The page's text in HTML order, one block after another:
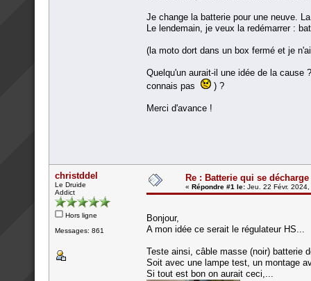
Je change la batterie pour une neuve.
Le lendemain, je veux la redémarrer :
(la moto dort dans un box fermé et je
Quelqu'un aurait-il une idée de la cause
connais pas
) ?
Merci d'avance !
christddel
Le Druide
Addict
Hors ligne
Messages: 861
Re : Batterie qui se
« Répondre #1 le: Jeu. 22 Févr.
Bonjour,
A mon idée ce serait le régulateur HS...
Teste ainsi, câble masse (noir) batterie
Soit avec une lampe test, un montage
Si tout est bon on aurait ceci,...